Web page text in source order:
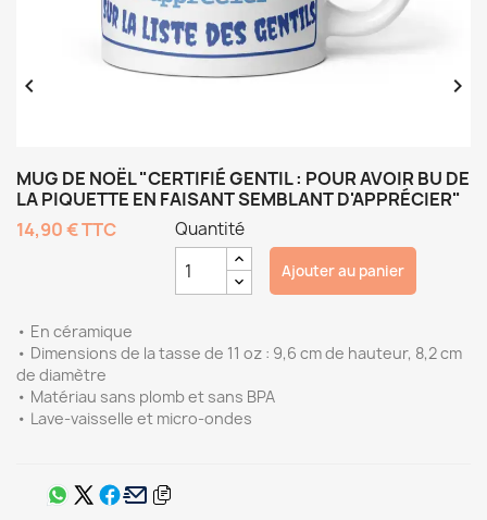
 
MUG DE NOËL "CERTIFIÉ GENTIL : POUR AVOIR BU DE
LA PIQUETTE EN FAISANT SEMBLANT D'APPRÉCIER"
14,90 €TTC
• En céramique
• Dimensions de la tasse de 11 oz : 9,6 cm de hauteur, 8,2 cm
de diamètre
• Matériau sans plomb et sans BPA
• Lave-vaisselle et micro-ondes
Quantité
Ajouter au panier